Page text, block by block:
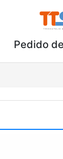
Pedido